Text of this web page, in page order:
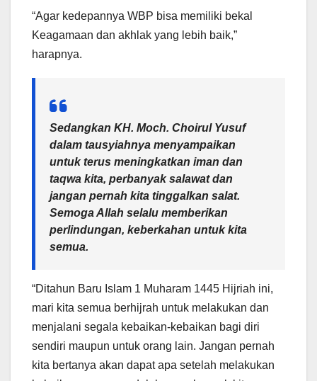
“Agar kedepannya WBP bisa memiliki bekal
Keagamaan dan akhlak yang lebih baik,”
harapnya.
Sedangkan KH. Moch. Choirul Yusuf
dalam tausyiahnya menyampaikan
untuk terus meningkatkan iman dan
taqwa kita, perbanyak salawat dan
jangan pernah kita tinggalkan salat.
Semoga Allah selalu memberikan
perlindungan, keberkahan untuk kita
semua.
“Ditahun Baru Islam 1 Muharam 1445 Hijriah ini,
mari kita semua berhijrah untuk melakukan dan
menjalani segala kebaikan-kebaikan bagi diri
sendiri maupun untuk orang lain. Jangan pernah
kita bertanya akan dapat apa setelah melakukan